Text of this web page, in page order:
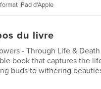
iPad d'Apple
du livre
- Through Life &
book that captures the
buds to withering